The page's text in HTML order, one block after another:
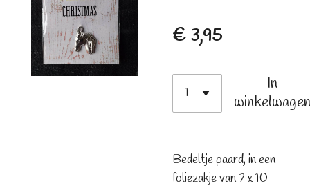
€ 3,95
In
Bedeltje paard, in een
foliezakje van 7 x 10